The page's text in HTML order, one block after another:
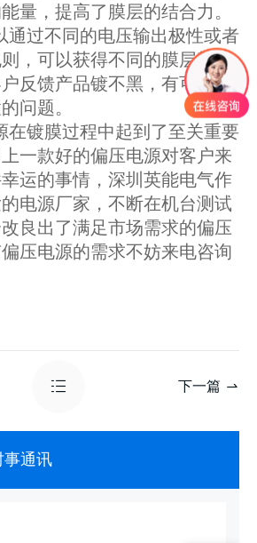
量，提高了膜层的结合力。
通过不同的电压输出极性或者
，可以获得不同的膜层颜
反馈产品镀不黑，有可能就
问题。
在镀膜过程中起到了至关重要
一款好的偏压电源对客户来
运的事情，深圳英能电气作
电源厂家，不断在机台测试
良出了满足市场需求的偏压
压电源的需求不妨来电咨询
下一篇
事通讯